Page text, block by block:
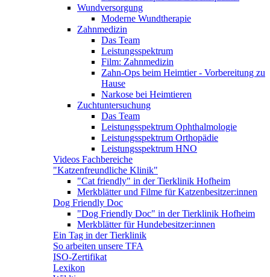
Wundversorgung
Moderne Wundtherapie
Zahnmedizin
Das Team
Leistungsspektrum
Film: Zahnmedizin
Zahn-Ops beim Heimtier - Vorbereitung zu
Hause
Narkose bei Heimtieren
Zuchtuntersuchung
Das Team
Leistungsspektrum Ophthalmologie
Leistungsspektrum Orthopädie
Leistungsspektrum HNO
Videos Fachbereiche
"Katzenfreundliche Klinik"
"Cat friendly" in der Tierklinik Hofheim
Merkblätter und Filme für Katzenbesitzer:innen
Dog Friendly Doc
"Dog Friendly Doc" in der Tierklinik Hofheim
Merkblätter für Hundebesitzer:innen
Ein Tag in der Tierklinik
So arbeiten unsere TFA
ISO-Zertifikat
Lexikon